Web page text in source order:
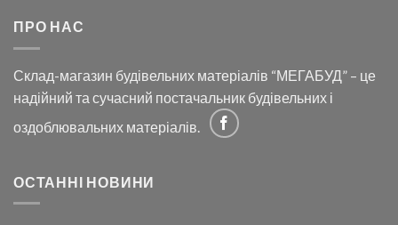
ПРО НАС
Склад-магазин будівельних матеріалів “МЕГАБУД” – це
надійний та сучасний постачальник будівельних і
оздоблювальних матеріалів.
ОСТАННІ НОВИНИ